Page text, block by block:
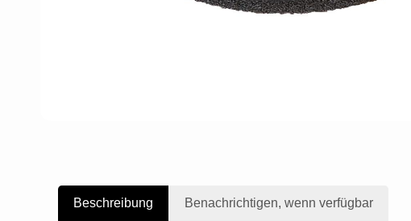
Beschreibung Benachrichtigen, wenn verfügbar